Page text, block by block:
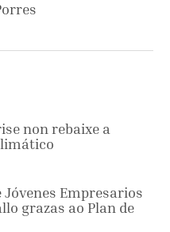
non rebaixe a
Empresarios
grazas ao Plan de